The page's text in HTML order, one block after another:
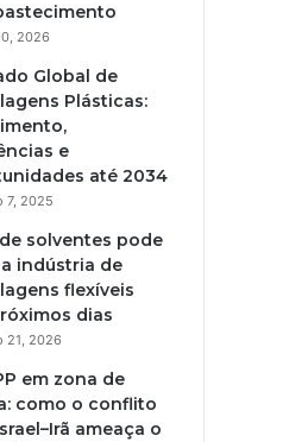
2026
Global de
Plásticas:
e
até 2034
7, 2025
solventes pode
indústria de
flexíveis
dias
21, 2026
em zona de
como o conflito
ameaça o